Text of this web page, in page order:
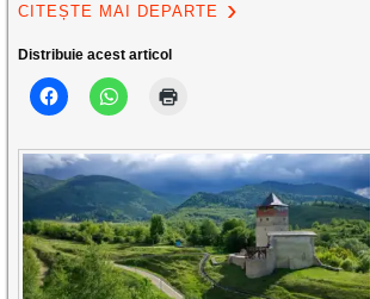
CITEȘTE MAI DEPARTE
Distribuie acest articol